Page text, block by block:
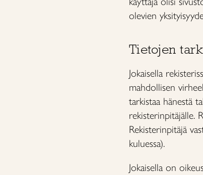
olevien
Tietojen
Jokaisella
mahdollisen
tarkistaa hänestä
rekisterinpitäjälle.
Rekisterinpitäjä
kuluessa).
Jokaisella on